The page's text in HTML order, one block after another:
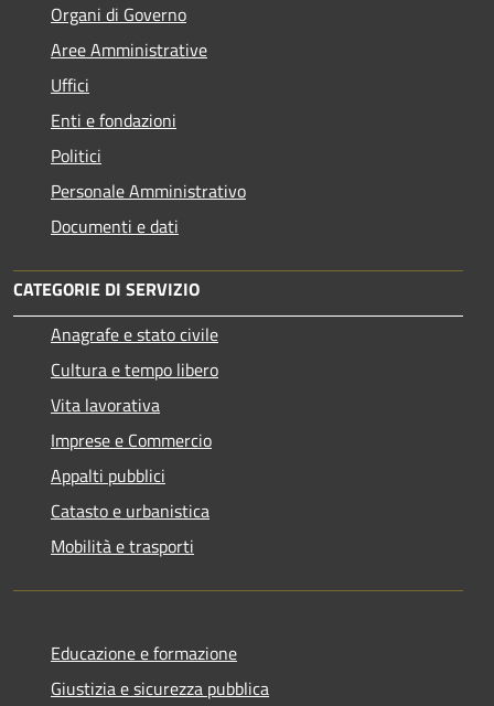
Organi di Governo
Aree Amministrative
Uffici
Enti e fondazioni
Politici
Personale Amministrativo
Documenti e dati
CATEGORIE DI SERVIZIO
Anagrafe e stato civile
Cultura e tempo libero
Vita lavorativa
Imprese e Commercio
Appalti pubblici
Catasto e urbanistica
Mobilità e trasporti
Educazione e formazione
Giustizia e sicurezza pubblica